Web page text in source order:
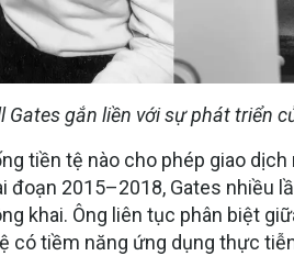
Gates gắn liền với sự phát triển
tiền tệ nào cho phép giao
đoạn 2015–2018, Gates nhiều
khai. Ông liên tục phân biệt
có tiềm năng ứng dụng thực